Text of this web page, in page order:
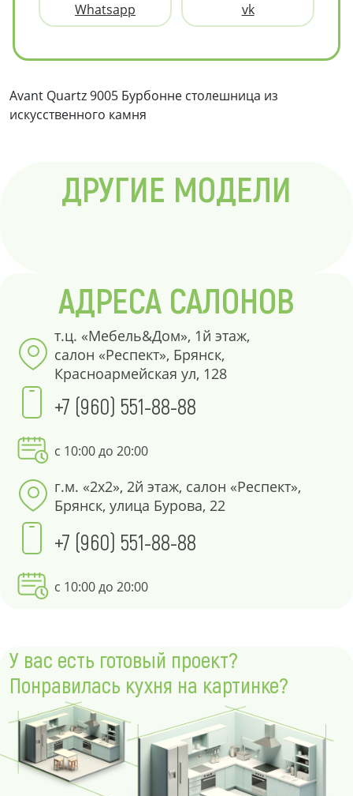
Whatsapp vk
Avant Quartz 9005 Бурбонне столешница из
искусственного камня
ДРУГИЕ МОДЕЛИ
АДРЕСА САЛОНОВ
т.ц. «Мебель&Дом», 1й этаж,
салон «Респект», Брянск,
Красноармейская ул, 128
+7 (960) 551-88-88
с 10:00 до 20:00
г.м. «2х2», 2й этаж, салон «Респект»,
Брянск, улица Бурова, 22
+7 (960) 551-88-88
с 10:00 до 20:00
У вас есть готовый проект?
Понравилась кухня на картинке?